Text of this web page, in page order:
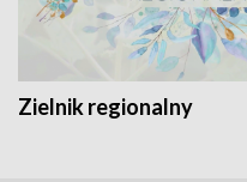
Zielnik regionalny